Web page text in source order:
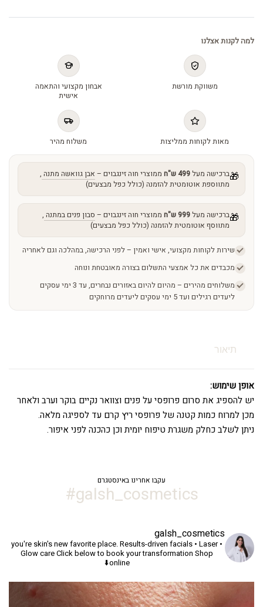
פרופסי
+
quantity
למה לקנות אצלנו
משווקת מורשת
אבחון מקצועי והתאמה
אישית
מאות לקוחות ממליצות משלוח מהיר
🎁ברכישה מעל499 ש"ח ממוצרי חוה זינגבוים – אבן גוואשה מתנה ,
מתווספת אוטומטית להזמנה (כולל כפל מבצעים)
🎁ברכישה מעל999 ש"ח ממוצרי חוה זינגבוים – סבון פנים במתנה ,
מתווסף אוטומטית להזמנה (כולל כפל מבצעים)
שירות לקוחות מקצועי, אישי ואמין – לפני הרכישה, במהלכה וגם לאחריה
מכבדים את כל אמצעי התשלום בצורה מאובטחת ונוחה
משלוחים מהירים – מהיום להיום באזורים נבחרים, עד 3 ימי עסקים
ליעדים רגילים ועד 5 ימי עסקים ליעדים מרוחקים
תיאור
אופן שימוש:
יש להספיג את סרום פרופסי על פנים וצוואר נקיים בוקר וערב ולאחר
מכן למרוח כמות קטנה של פרופסי ריץ קרם עד לספיגה מלאה.
ניתן לשלב כחלק משגרת טיפוח יומית וכן כהכנה לפני איפור.
עקבו אחרינו באינסטגרם
galsh_cosmetics#
galsh_cosmetics
you're skin's new favorite place.Results-driven facials • Laser •
Glow careClick below to book your transformation Shop
online⬇️